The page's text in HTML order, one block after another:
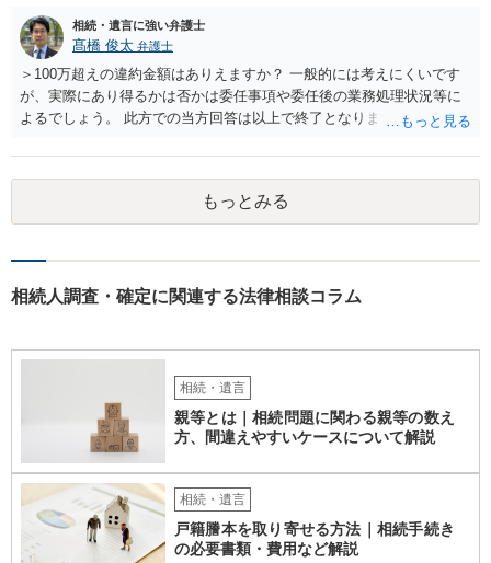
問4 相続トラブルの代理交渉は可能でしょうか。 →一般論としては可
能ですが、お伺いする内容ですとお祖父様が亡くなられた後に動くこ
とになるでしょう。
相続・遺言に強い弁護士
髙橋 俊太 弁護士
＞100万超えの違約金額はありえますか？ 一般的には考えにくいです
が、実際にあり得るかは否かは委任事項や委任後の業務処理状況等に
よるでしょう。 此方での当方回答は以上で終了となりますが、参考に
もっとみる
相続人調査・確定に関連する法律相談コラム
相続・遺言
親等とは｜相続問題に関わる親等の数え
方、間違えやすいケースについて解説
相続・遺言
戸籍謄本を取り寄せる方法｜相続手続き
の必要書類・費用など解説